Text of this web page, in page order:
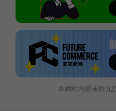
本網站內容未經允